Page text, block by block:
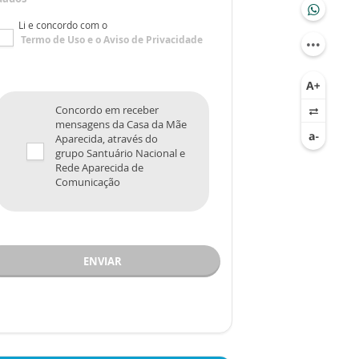
Li e concordo com o
Termo de Usoe oAviso de Privacidade
Concordo em receber
mensagens da Casa da Mãe
Aparecida, através do
grupo Santuário Nacional e
Rede Aparecida de
Comunicação
ENVIAR